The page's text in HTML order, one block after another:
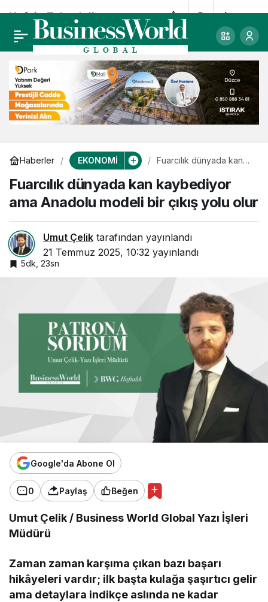
Haberler EKONOMİ
Fuarcılık dünyada kan
Anadolu modeli bir çıkış
yolu olur
Fuarcılık dünyada kan kaybediyor
ama Anadolu modeli bir çıkış yolu olur
Umut Çelik tarafından yayınlandı
21 Temmuz 2025, 10:32 yayınlandı
5dk, 23sn
Google'da Abone Ol
0 Paylaş Beğen
Umut Çelik / Business World Global Yazı İşleri
Müdürü
Zaman zaman karşıma çıkan bazı başarı
hikâyeleri vardır; ilk başta kulağa şaşırtıcı gelir
ama detaylara indikçe aslında ne kadar
Kafein Teknoloji ve
Amazon Web
Services Arasında
Stratejik İş Ortaklığı
0 Paylaş